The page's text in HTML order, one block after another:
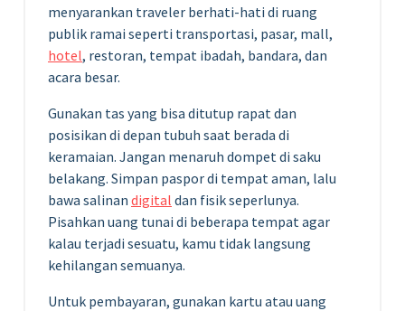
menyarankan traveler berhati-hati di ruang
publik ramai seperti transportasi, pasar, mall,
hotel, restoran, tempat ibadah, bandara, dan
acara besar.
Gunakan tas yang bisa ditutup rapat dan
posisikan di depan tubuh saat berada di
keramaian. Jangan menaruh dompet di saku
belakang. Simpan paspor di tempat aman, lalu
bawa salinan digital dan fisik seperlunya.
Pisahkan uang tunai di beberapa tempat agar
kalau terjadi sesuatu, kamu tidak langsung
kehilangan semuanya.
Untuk pembayaran, gunakan kartu atau uang